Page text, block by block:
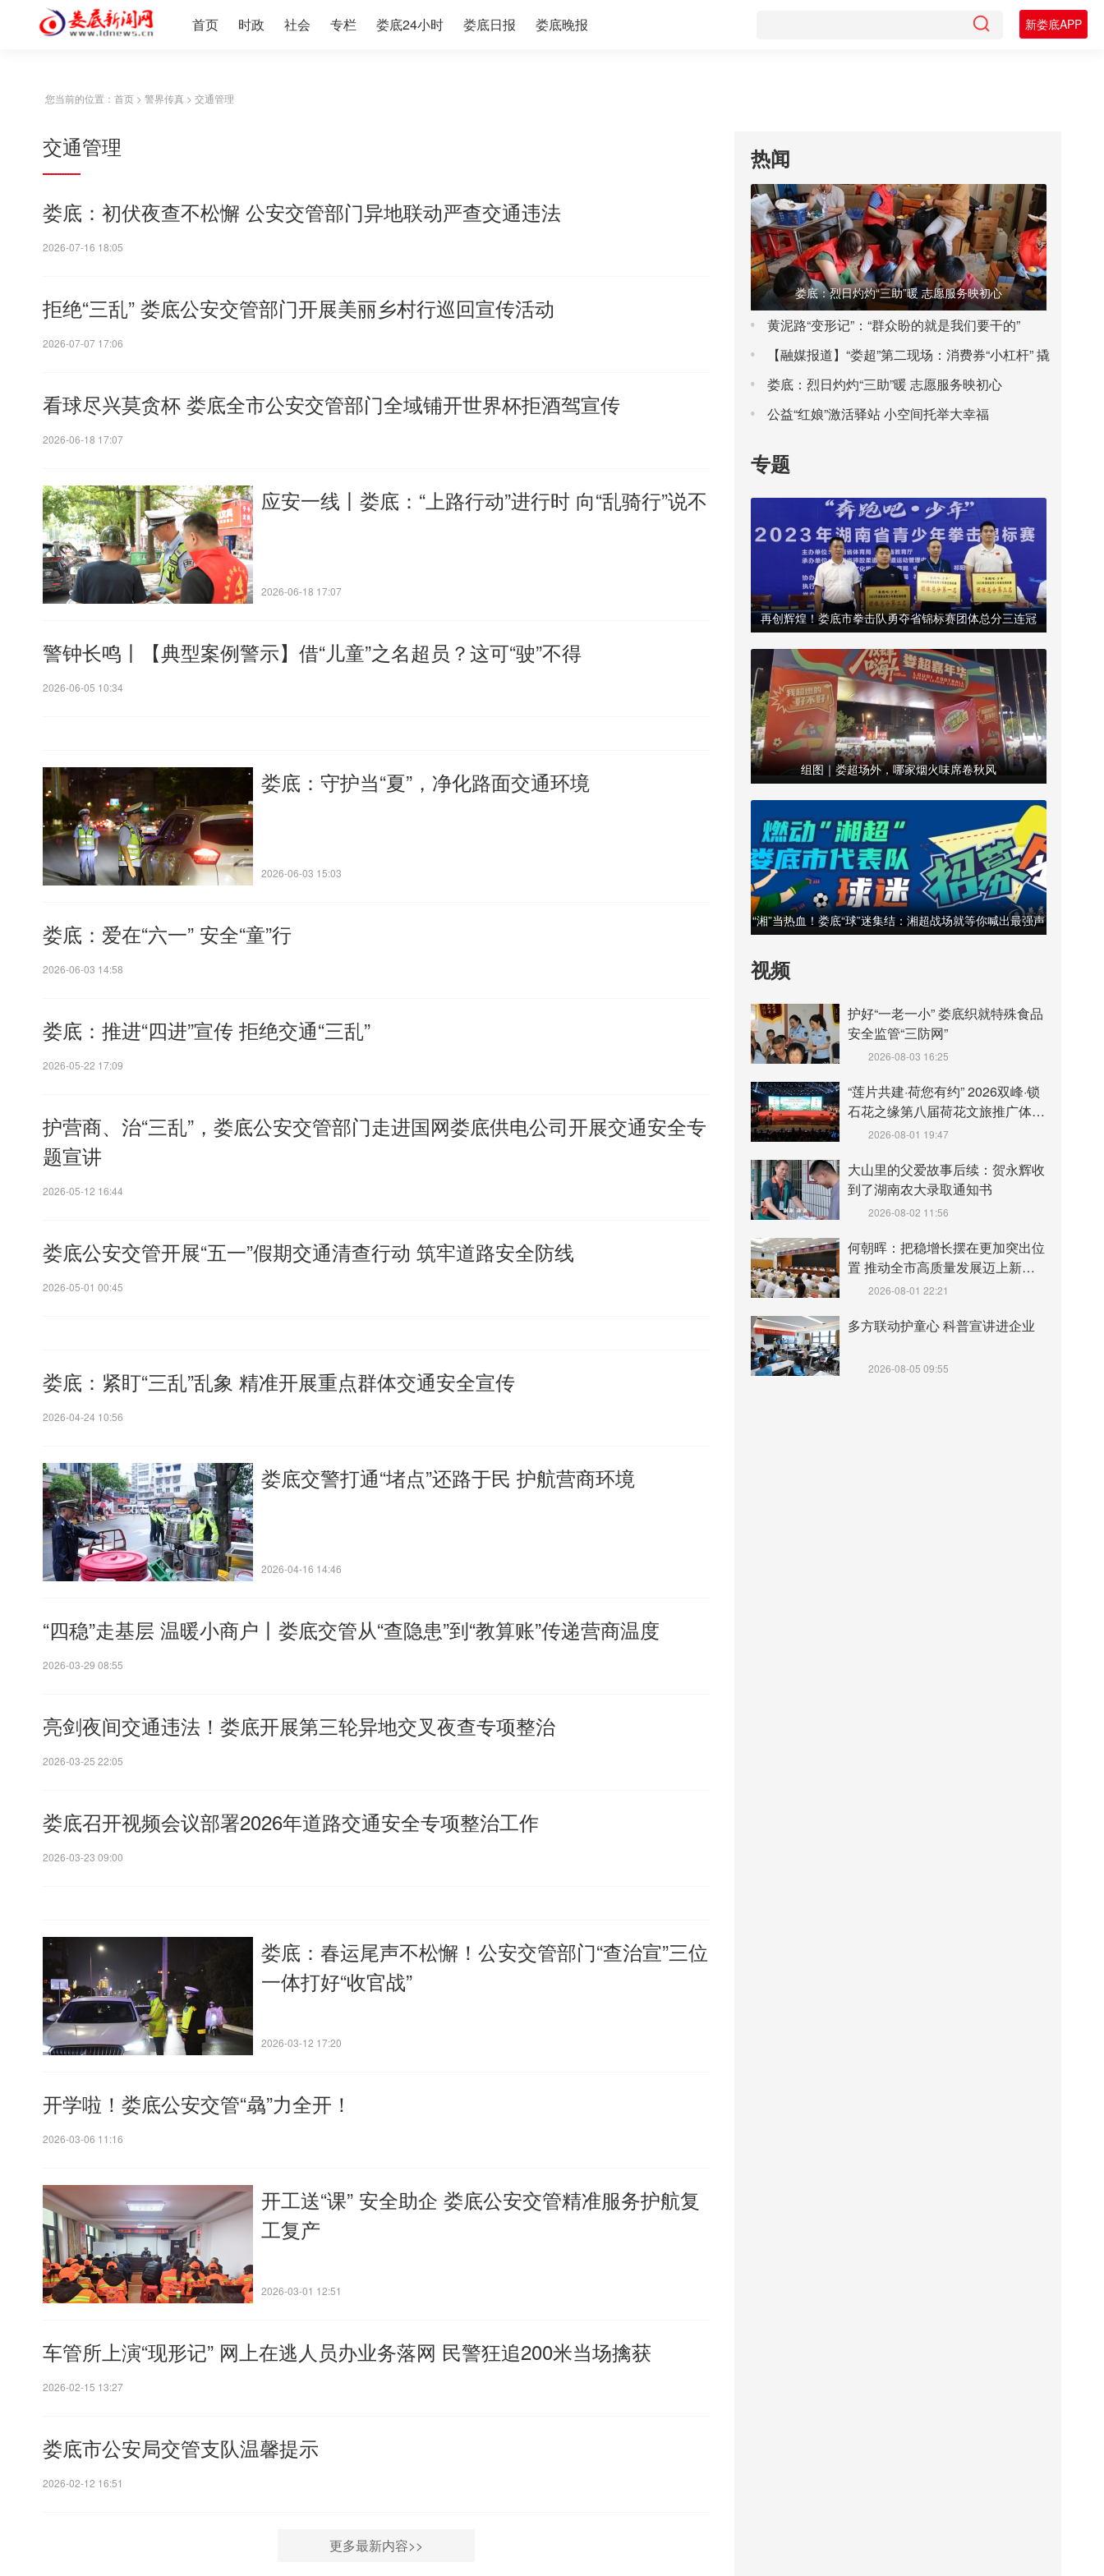
首页 时政 社会 专栏 娄底24小时 娄底日报 娄底晚报 新娄底APP
您当前的位置： 首页 > 警界传真 > 交通管理
交通管理
娄底：初伏夜查不松懈 公安交管部门异地联动严查交通违法
2026-07-16 18:05
拒绝“三乱” 娄底公安交管部门开展美丽乡村行巡回宣传活动
2026-07-07 17:06
看球尽兴莫贪杯 娄底全市公安交管部门全域铺开世界杯拒酒驾宣传
2026-06-18 17:07
应安一线丨娄底：“上路行动”进行时 向“乱骑行”说不
2026-06-18 17:07
警钟长鸣丨【典型案例警示】借“儿童”之名超员？这可“驶”不得
2026-06-05 10:34
娄底：守护当“夏”，净化路面交通环境
2026-06-03 15:03
娄底：爱在“六一” 安全“童”行
2026-06-03 14:58
娄底：推进“四进”宣传 拒绝交通“三乱”
2026-05-22 17:09
护营商、治“三乱”，娄底公安交管部门走进国网娄底供电公司开展交通安全专
题宣讲
2026-05-12 16:44
娄底公安交管开展“五一”假期交通清查行动 筑牢道路安全防线
2026-05-01 00:45
娄底：紧盯“三乱”乱象 精准开展重点群体交通安全宣传
2026-04-24 10:56
娄底交警打通“堵点”还路于民 护航营商环境
2026-04-16 14:46
“四稳”走基层 温暖小商户丨娄底交管从“查隐患”到“教算账”传递营商温度
2026-03-29 08:55
亮剑夜间交通违法！娄底开展第三轮异地交叉夜查专项整治
2026-03-25 22:05
娄底召开视频会议部署2026年道路交通安全专项整治工作
2026-03-23 09:00
娄底：春运尾声不松懈！公安交管部门“查治宣”三位
一体打好“收官战”
2026-03-12 17:20
开学啦！娄底公安交管“骉”力全开！
2026-03-06 11:16
开工送“课” 安全助企 娄底公安交管精准服务护航复
工复产
2026-03-01 12:51
车管所上演“现形记” 网上在逃人员办业务落网 民警狂追200米当场擒获
2026-02-15 13:27
娄底市公安局交管支队温馨提示
2026-02-12 16:51
更多最新内容>>
热闻
娄底：烈日灼灼“三助”暖 志愿服务映初心
黄泥路“变形记”：“群众盼的就是我们要干的”
【融媒报道】“娄超”第二现场：消费券“小杠杆” 撬
动夜间消费大市场
娄底：烈日灼灼“三助”暖 志愿服务映初心
公益“红娘”激活驿站 小空间托举大幸福
专题
再创辉煌！娄底市拳击队勇夺省锦标赛团体总分三连冠
组图｜娄超场外，哪家烟火味席卷秋风
“湘”当热血！娄底“球”迷集结：湘超战场就等你喊出最强声
视频
护好“一老一小” 娄底织就特殊食品
安全监管“三防网”
2026-08-03 16:25
“莲片共建·荷您有约” 2026双峰·锁
石花之缘第八届荷花文旅推广体验
月盛大开幕
2026-08-01 19:47
大山里的父爱故事后续：贺永辉收
到了湖南农大录取通知书
2026-08-02 11:56
何朝晖：把稳增长摆在更加突出位
置 推动全市高质量发展迈上新台
2026-08-01 22:21
多方联动护童心 科普宣讲进企业
2026-08-05 09:55